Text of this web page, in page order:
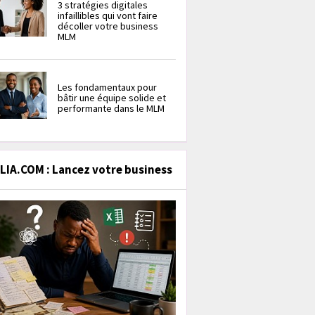
3 stratégies digitales
infaillibles qui vont faire
décoller votre business
MLM
Les fondamentaux pour
bâtir une équipe solide et
performante dans le MLM
: Lancez votre business